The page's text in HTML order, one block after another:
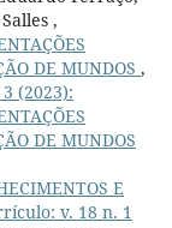
,
DE MUNDOS ,
(2023):
DE MUNDOS
E
v. 18 n. 1